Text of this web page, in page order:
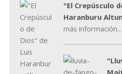
"El Crepúsculo
Haranburu
más información...